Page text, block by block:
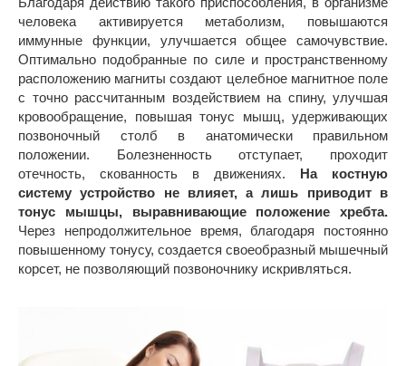
человека активируется метаболизм, повышаются
иммунные функции, улучшается общее самочувствие.
Оптимально подобранные по силе и пространственному
расположению магниты создают целебное магнитное поле
с точно рассчитанным воздействием на спину, улучшая
кровообращение, повышая тонус мышц, удерживающих
позвоночный столб в анатомически правильном
положении. Болезненность отступает, проходит
отечность, скованность в движениях. На костную
систему устройство не влияет, а лишь приводит в
тонус мышцы, выравнивающие положение хребта.
Через непродолжительное время, благодаря постоянно
повышенному тонусу, создается своеобразный мышечный
корсет, не позволяющий позвоночнику искривляться.